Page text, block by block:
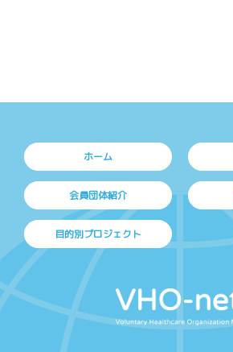
ホーム
会員団体紹介
目的別プロジェクト